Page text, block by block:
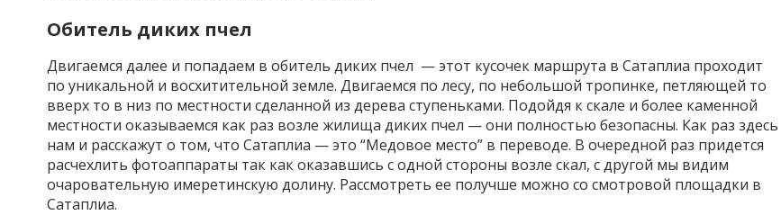
Обитель диких пчел
Двигаемся далее и попадаем в обитель диких пчел — этот кусочек маршрута в Сатаплиа проходит
по уникальной и восхитительной земле. Двигаемся по лесу, по небольшой тропинке, петляющей то
вверх то в низ по местности сделанной из дерева ступеньками. Подойдя к скале и более каменной
местности оказываемся как раз возле жилища диких пчел — они полностью безопасны. Как раз здесь
нам и расскажут о том, что Сатаплиа — это “Медовое место” в переводе. В очередной раз придется
расчехлить фотоаппараты так как оказавшись с одной стороны возле скал, с другой мы видим
очаровательную имеретинскую долину. Рассмотреть ее получше можно со смотровой площадки в
Сатаплиа.